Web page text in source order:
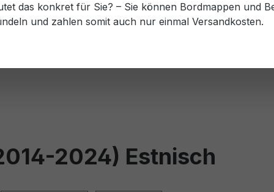
Estnisch Finnisch Französisch Griechisch
2024) Estnisch
das konkret für Sie? – Sie können Bordmappen und
und zahlen somit auch nur einmal Versandkosten.